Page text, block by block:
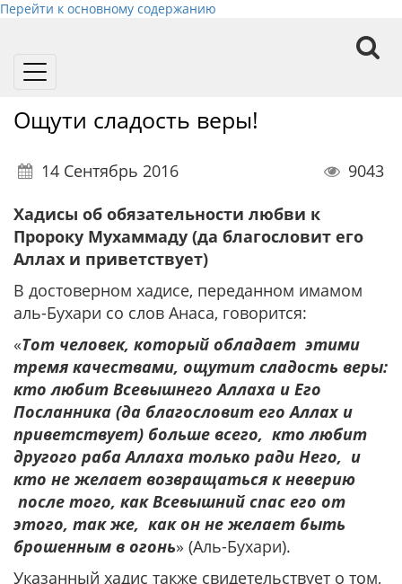
Перейти к основному содержанию
Toggle
Ощути сладость веры!
14 Сентябрь 2016
9043
Хадисы об обязательности любви к
Пророку Мухаммаду (да благословит его
Аллах и приветствует)
В достоверном хадисе, переданном имамом
аль-Бухари со слов Анаса, говорится:
«Тот человек, который обладает этими
тремя качествами, ощутит сладость веры:
кто любит Всевышнего Аллаха и Его
Посланника (да благословит его Аллах и
приветствует) больше всего, кто любит
другого раба Аллаха только ради Него, и
кто не желает возвращаться к неверию
после того, как Всевышний спас его от
этого, так же, как он не желает быть
брошенным в огонь» (Аль-Бухари).
Указанный хадис также свидетельствует о том,